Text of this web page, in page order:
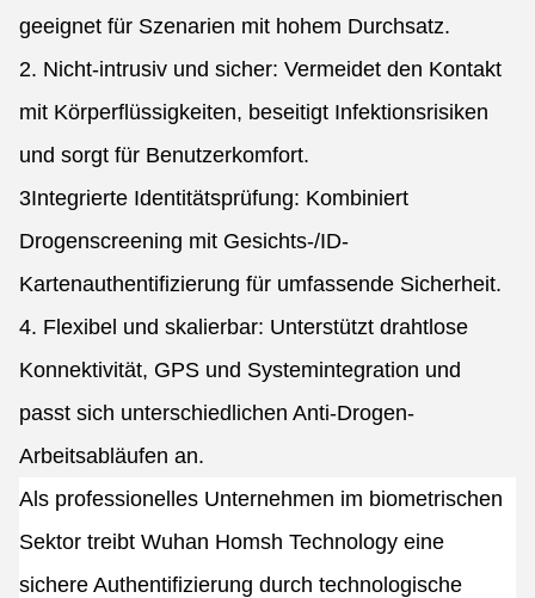
geeignet für Szenarien mit hohem Durchsatz.
2. Nicht-intrusiv und sicher: Vermeidet den Kontakt
mit Körperflüssigkeiten, beseitigt Infektionsrisiken
und sorgt für Benutzerkomfort.
3Integrierte Identitätsprüfung: Kombiniert
Drogenscreening mit Gesichts-/ID-
Kartenauthentifizierung für umfassende Sicherheit.
4. Flexibel und skalierbar: Unterstützt drahtlose
Konnektivität, GPS und Systemintegration und
passt sich unterschiedlichen Anti-Drogen-
Arbeitsabläufen an.
Als professionelles Unternehmen im biometrischen
Sektor treibt Wuhan Homsh Technology eine
sichere Authentifizierung durch technologische